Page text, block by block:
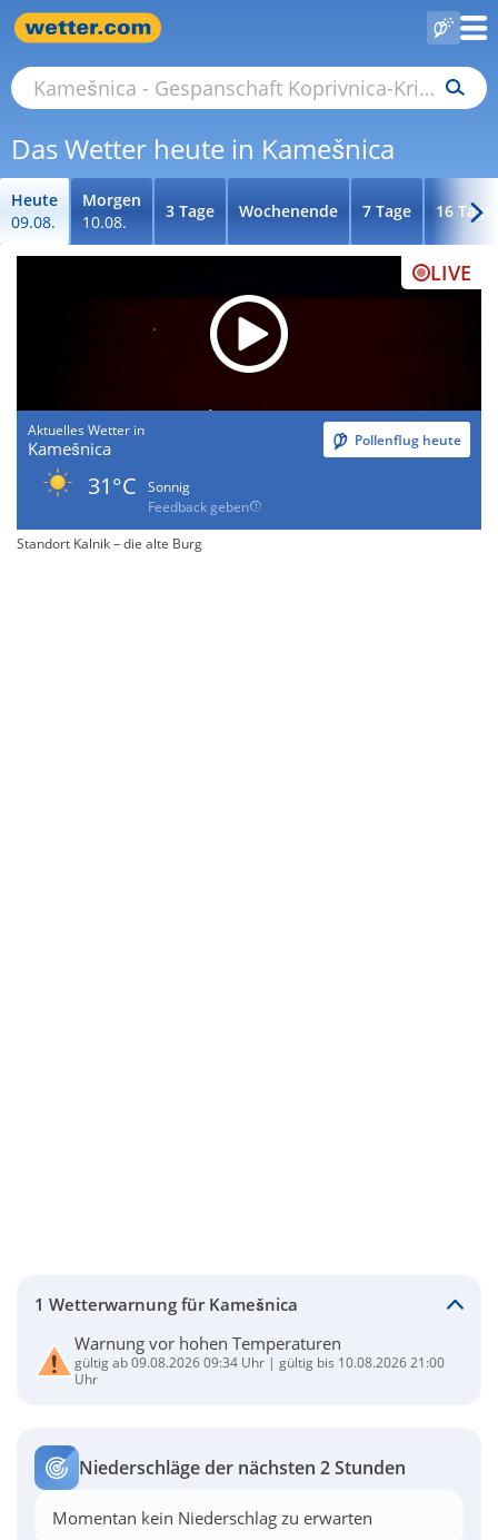
Das Wetter heute in Kamešnica
Heute
09.08.
Morgen
10.08.
3 Tage Wochenende 7 Tage 16 Tage
LIVE
Aktuelles Wetter in
Kamešnica Pollenflug heute
31°C
Sonnig
Feedback geben
Standort Kalnik – die alte Burg
1 Wetterwarnung für Kamešnica
Warnung vor hohen Temperaturen
gültig ab 09.08.2026 09:34 Uhr | gültig bis 10.08.2026 21:00
Uhr
Niederschläge der nächsten 2 Stunden
Momentan kein Niederschlag zu erwarten